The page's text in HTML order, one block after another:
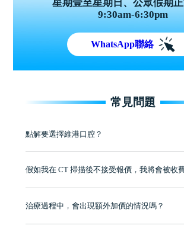
星期壹至星期日、公眾假期
9:30am-6:30pm
WhatsApp聯絡
常見問題
點解要選擇維港口腔？
維港口腔踐行「醫道濟世」的大學校訓，各分院匯聚
牌」、「2025香港企業領袖品牌」，是諾貝爾種植系
至今已服務超過三十個國家和地區的顧客，受到粵港
市市民極高的口碑評價及信任推薦 珠海、深圳設有八
有咨詢及服務保障中心，有任何問題都可以隨時預約
假如我在 CT 掃描後不接受報價，我將會被收
治療過程中，會出現額外加價的情況嗎？